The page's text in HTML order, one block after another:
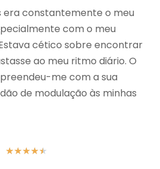
era constantemente o meu
com o meu
cético sobre encontrar
ao meu ritmo diário. O
me com a sua
de modulação às minhas
★★★★★